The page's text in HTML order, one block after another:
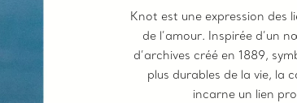
Knot est une expression des
de l’amour. Inspirée d’un
d’archives créé en 1889,
plus durables de la vie, la
incarne un lien